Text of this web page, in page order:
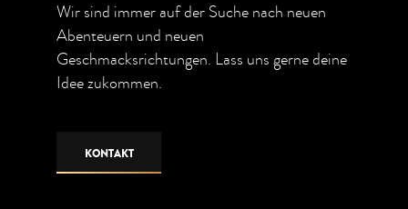
Wir sind immer auf der Suche nach neuen
Abenteuern und neuen
Geschmacksrichtungen. Lass uns gerne deine
Idee zukommen.
KONTAKT